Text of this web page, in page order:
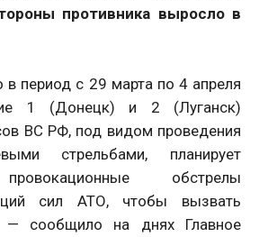
противника выросло в
в период с 29 марта по 4 апреля
1 (Донецк) и 2 (Луганск)
ВС РФ, под видом проведения
стрельбами, планирует
обстрелы
сил АТО, чтобы вызвать
— сообщило на днях Главное